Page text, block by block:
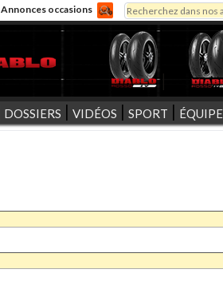
Annonces occasions
Formulaire de
Rechercher
DOSSIERS VIDÉOS SPORT